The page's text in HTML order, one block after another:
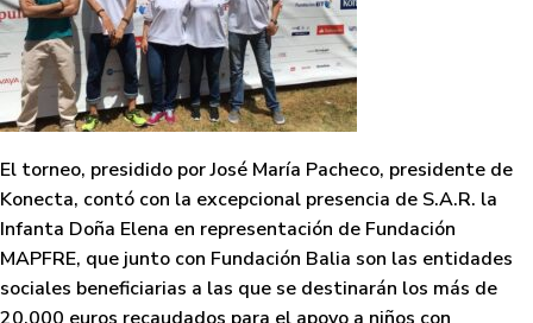
El torneo, presidido por José María Pacheco, presidente de
Konecta, contó con la excepcional presencia de S.A.R. la
Infanta Doña Elena en representación de Fundación
MAPFRE, que junto con Fundación Balia son las entidades
sociales beneficiarias a las que se destinarán los más de
20.000 euros recaudados para el apoyo a niños con